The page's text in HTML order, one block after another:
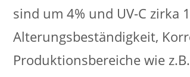
sind um 4% und UV-C zirka
Alterungsbeständigkeit,
Produktionsbereiche wie